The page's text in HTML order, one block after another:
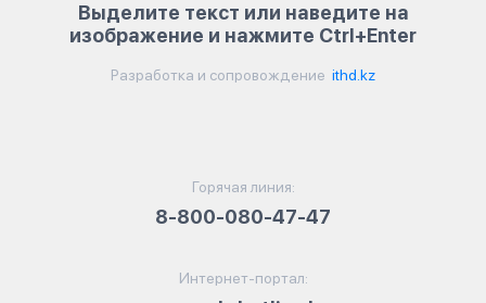
Выделите текст или наведите на
изображение и нажмите Ctrl+Enter
Разработка и сопровождение ithd.kz
Горячая линия:
8-800-080-47-47
Интернет-портал: